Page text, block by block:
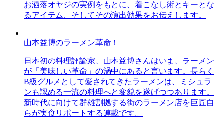
お洒落オヤジの実例をもとに、着こなし術とキーとな
るアイテム、そしてその演出効果をお伝えします。
山本益博のラーメン革命！
日本初の料理評論家、山本益博さんはいま、ラーメン
が「美味しい革命」の渦中にあると言います。長らく
B級グルメとして愛されてきたラーメンは、ミシュラ
ンも認める一流の料理へと変貌を遂げつつあります。
新時代に向けて群雄割拠する街のラーメン店を巨匠自
らが実食リポートする連載です。